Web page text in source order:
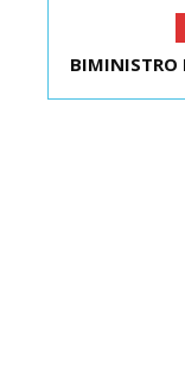
KAST SE
BIMINISTRO